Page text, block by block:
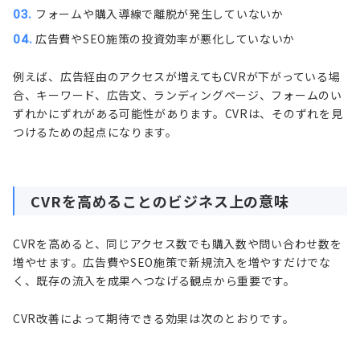
フォームや購入導線で離脱が発生していないか
広告費やSEO施策の投資効率が悪化していないか
例えば、広告経由のアクセスが増えてもCVRが下がっている場
合、キーワード、広告文、ランディングページ、フォームのい
ずれかにずれがある可能性があります。CVRは、そのずれを見
つけるための起点になります。
CVRを高めることのビジネス上の意味
CVRを高めると、同じアクセス数でも購入数や問い合わせ数を
増やせます。広告費やSEO施策で新規流入を増やすだけでな
く、既存の流入を成果へつなげる観点から重要です。
CVR改善によって期待できる効果は次のとおりです。